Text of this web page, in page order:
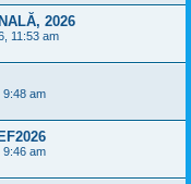
2026
11:53 am
9:48 am
9:46 am